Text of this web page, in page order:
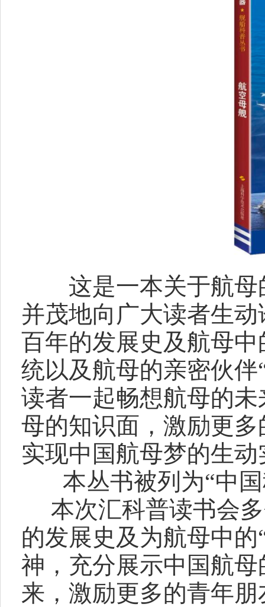
这是一本关于航母
并茂地向广大读者生
百年的发展史及航母
统以及航母的亲密伙
读者一起畅想航母的
母的知识面，激励更
实现中国航母梦的生
本丛书被列为“中国
本次汇科普读书会多
的发展史及为航母中
神，充分展示中国航
来，激励更多的青年